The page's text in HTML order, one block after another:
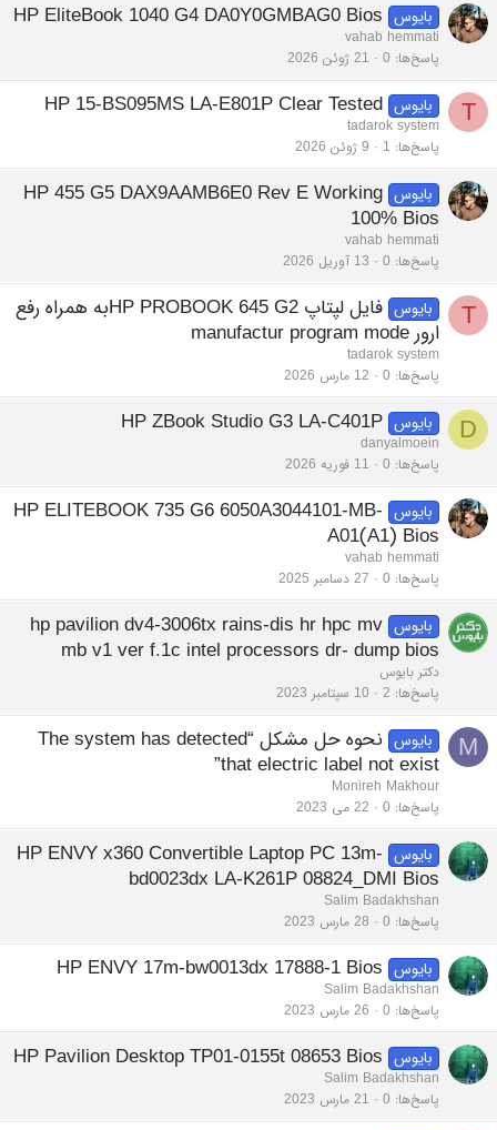
بایوس HP EliteBook 1040 G4 DA0Y0GMBAG0 Bios
vahab hemmati
پاسخ‌ها 0 21 ژوئن 2026
T بایوس HP 15-BS095MS LA-E801P Clear Tested
tadarok system
پاسخ‌ها 1 9 ژوئن 2026
بایوس HP 455 G5 DAX9AAMB6E0 Rev E Working
100% Bios
vahab hemmati
پاسخ‌ها 0 13 آوریل 2026
T بایوس
فایل لپتاپ HP PROBOOK 645 G2به همراه رفع
ارور manufactur program mode
tadarok system
پاسخ‌ها 0 12 مارس 2026
D بایوس HP ZBook Studio G3 LA-C401P
danyalmoein
پاسخ‌ها 0 11 فوریه 2026
بایوس HP ELITEBOOK 735 G6 6050A3044101-MB-
A01(A1) Bios
vahab hemmati
پاسخ‌ها 0 27 دسامبر 2025
بایوس hp pavilion dv4-3006tx rains-dis hr hpc mv
mb v1 ver f.1c intel processors dr- dump bios
دکتر بایوس
پاسخ‌ها 2 10 سپتامبر 2023
M بایوس
نحوه حل مشکل “The system has detected
that electric label not exist”
Monireh Makhour
پاسخ‌ها 0 22 می 2023
بایوس HP ENVY x360 Convertible Laptop PC 13m-
bd0023dx LA-K261P 08824_DMI Bios
Salim Badakhshan
پاسخ‌ها 0 28 مارس 2023
بایوس HP ENVY 17m-bw0013dx 17888-1 Bios
Salim Badakhshan
پاسخ‌ها 0 26 مارس 2023
بایوس HP Pavilion Desktop TP01-0155t 08653 Bios
Salim Badakhshan
پاسخ‌ها 0 21 مارس 2023